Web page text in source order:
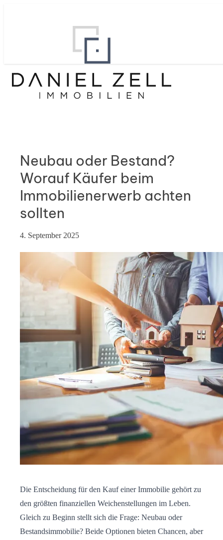
Neubau oder Bestand?
Worauf Käufer beim
Immobilienerwerb achten
sollten
4. September 2025
Die Entscheidung für den Kauf einer Immobilie gehört zu
den größten finanziellen Weichenstellungen im Leben.
Gleich zu Beginn stellt sich die Frage: Neubau oder
Bestandsimmobilie? Beide Optionen bieten Chancen, aber